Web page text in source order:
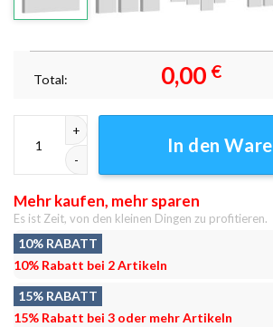
Total: 0,00 €
In den
Mehr kaufen, mehr sparen
Es ist Zeit, von den kleinen Dingen zu profitieren.
10% RABATT
10% Rabatt bei 2 Artikeln
15% RABATT
15% Rabatt bei 3 oder mehr Artikeln